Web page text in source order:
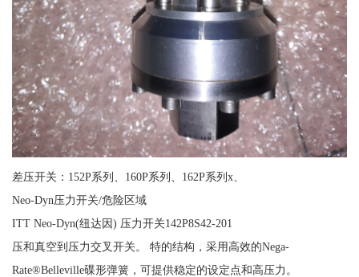
差压开关：152P系列、160P系列、162P系列x、
Neo-Dyn压力开关/危险区域
ITT Neo-Dyn(纽达因) 压力开关142P8S42-201
压和真空到压力交叉开关。 特的结构，采用高效的Nega-
Rate®Belleville碟形弹簧，可提供稳定的设定点和高压力。